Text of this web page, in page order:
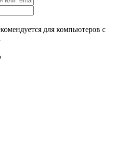
для компьютеров с